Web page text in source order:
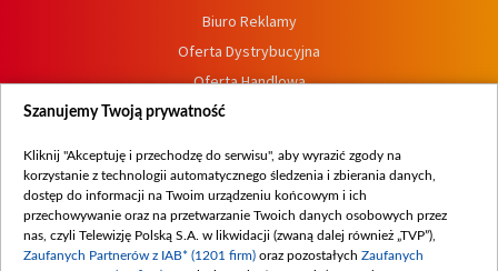
Biuro Reklamy
Oferta Dystrybucyjna
Oferta Handlowa
Dostępność
Procedura zgłoszeń wewnętrznych
Szanujemy Twoją prywatność
Kliknij "Akceptuję i przechodzę do serwisu", aby wyrazić zgody na
korzystanie z technologii automatycznego śledzenia i zbierania danych,
dostęp do informacji na Twoim urządzeniu końcowym i ich
przechowywanie oraz na przetwarzanie Twoich danych osobowych przez
nas, czyli Telewizję Polską S.A. w likwidacji (zwaną dalej również „TVP”),
Zaufanych Partnerów z IAB* (1201 firm) oraz pozostałych Zaufanych